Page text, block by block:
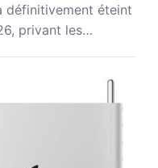
définitivement éteint
privant les…